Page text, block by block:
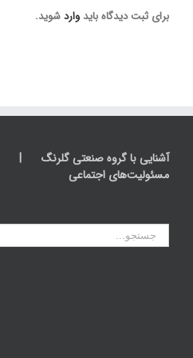
برای ثبت دیدگاه باید واردشوید.
آشنایی با گروه صنعتی گلرنگ
مسئولیت‌های اجتماعی
جستجو
برای: